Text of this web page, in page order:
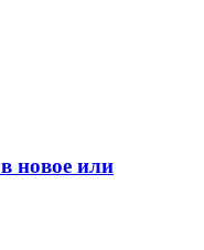
новое или